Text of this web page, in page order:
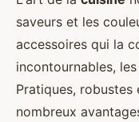
saveurs et les
accessoires qui la
incontournables, les
Pratiques,
nombreux